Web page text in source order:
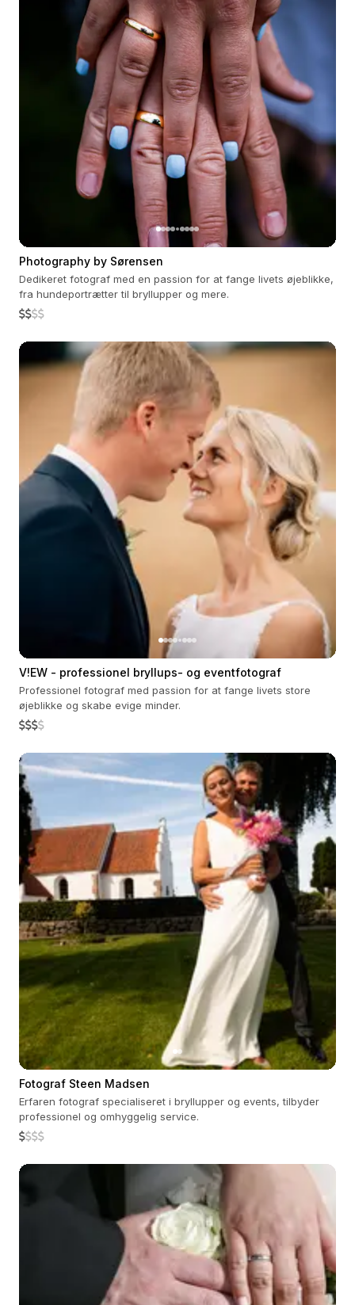
Photography by Sørensen
Dedikeret fotograf med en passion for at fange livets øjeblikke,
fra hundeportrætter til bryllupper og mere.
V!EW - professionel bryllups- og eventfotograf
Professionel fotograf med passion for at fange livets store
øjeblikke og skabe evige minder.
Fotograf Steen Madsen
Erfaren fotograf specialiseret i bryllupper og events, tilbyder
professionel og omhyggelig service.